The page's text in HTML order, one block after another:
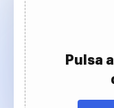
Pulsa